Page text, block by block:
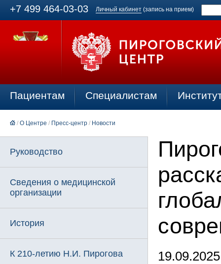
+7 499 464-03-03 Личный кабинет (запись на прием)
Пациентам Специалистам
/ О Центре / Пресс-центр / Новости
Руководство
Сведения о медицинской
организации
История
К 210-летию Н.И. Пирогова 19.09.2025